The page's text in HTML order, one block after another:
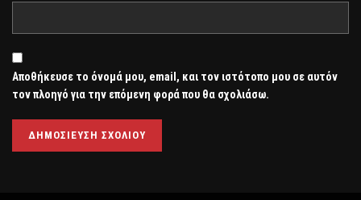
Αποθήκευσε το όνομά μου, email, και τον ιστότοπο μου σε αυτόν
τον πλοηγό για την επόμενη φορά που θα σχολιάσω.